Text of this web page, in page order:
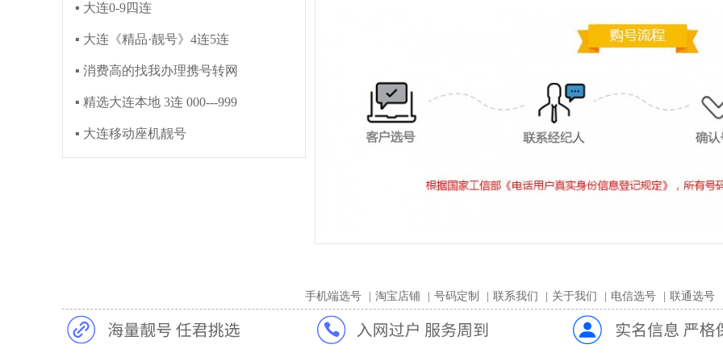
▪ 大连0-9四连
▪ 大连《精品·靓号》4连5连
▪ 消费高的找我办理携号转网
▪ 精选大连本地 3连 000---999
▪ 大连移动座机靓号
手机端选号 淘宝店铺 号码定制 联系我们 关于我们 电信选号 联通选号